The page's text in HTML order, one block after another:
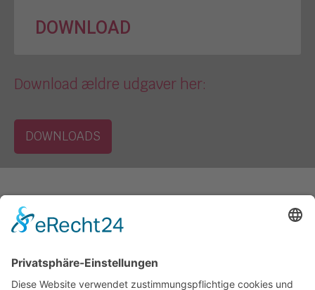
DOWNLOAD
Download ældre udgaver her:
DOWNLOADS
Kontakt